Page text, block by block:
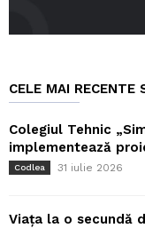
CELE MAI RECENTE
Colegiul Tehnic
implementează
Codlea 31 iulie 2026
Viața la o secundă